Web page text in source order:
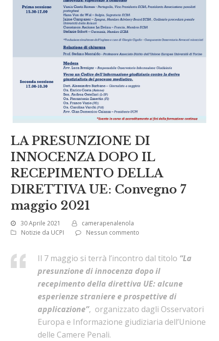
LA PRESUNZIONE DI
INNOCENZA DOPO IL
RECEPIMENTO DELLA
DIRETTIVA UE: Convegno 7
maggio 2021
30 Aprile 2021
camerapenalenola
Notizie da UCPI
Nessun commento
Il 7 maggio si terrà l’incontro dal titolo “La
presunzione di innocenza dopo il
recepimento della direttiva UE: alcune
esperienze straniere e prospettive di
applicazione”, organizzato dagli Osservatori
Europa e Informazione giudiziaria dell’Unione
delle Camere Penali.